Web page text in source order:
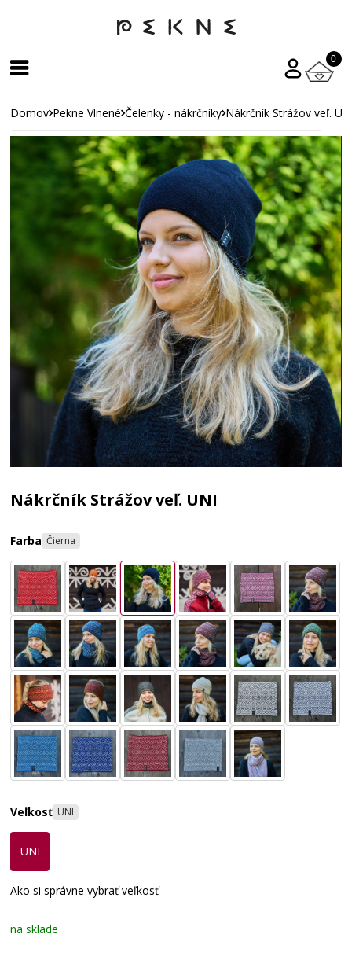
0
Domov Pekne Vlnené Čelenky - nákrčníky Nákrčník Strážov veľ.
Nákrčník Strážov veľ. UNI
Farba Čierna
Veľkosť UNI
UNI
Ako si správne vybrať veľkosť
na sklade